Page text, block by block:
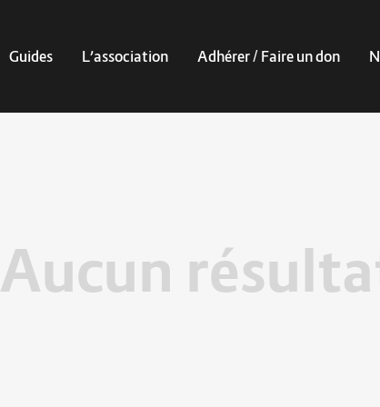
Guides L’association Adhérer / Faire un don
Aucun